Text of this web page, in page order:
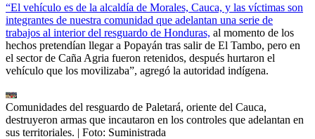
“El vehículo es de la alcaldía de Morales, Cauca, y las víctimas son
integrantes de nuestra comunidad que adelantan una serie de
trabajos al interior del resguardo de Honduras, al momento de los
hechos pretendían llegar a Popayán tras salir de El Tambo, pero en
el sector de Caña Agria fueron retenidos, después hurtaron el
vehículo que los movilizaba”, agregó la autoridad indígena.
Comunidades del resguardo de Paletará, oriente del Cauca,
destruyeron armas que incautaron en los controles que adelantan en
sus territoriales. | Foto: Suministrada